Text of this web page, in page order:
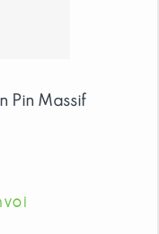
Pin Massif